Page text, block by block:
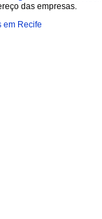
das empresas.
em Recife